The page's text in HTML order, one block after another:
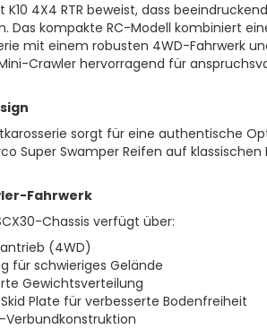
K10 4X4 RTR beweist, dass
Das kompakte RC-Modell kombiniert
mit einem robusten 4WD-Fahrwerk
Crawler hervorragend für
sorgt für eine authentische
Super Swamper Reifen auf
Fahrwerk
Chassis verfügt über:
(4WD)
für schwieriges Gelände
Gewichtsverteilung
Plate für verbesserte Bodenfreiheit